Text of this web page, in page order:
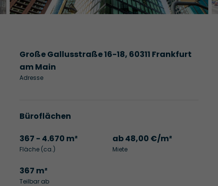
Große Gallusstraße 16-18, 60311 Frankfurt
am Main
Adresse
Büroflächen
367 - 4.670 m²
Fläche (ca.)
ab 48,00 €/m²
Miete
367 m²
Teilbar ab